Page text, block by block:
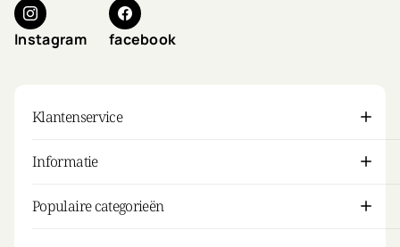
Instagram facebook
Klantenservice
Informatie
Populaire categorieën